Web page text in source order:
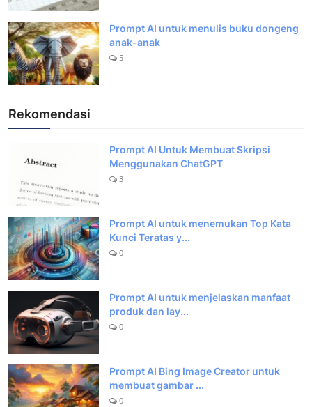
Prompt AI untuk menulis buku dongeng
anak-anak
5
Rekomendasi
Prompt AI Untuk Membuat Skripsi
Menggunakan ChatGPT
3
Prompt AI untuk menemukan Top Kata
Kunci Teratas y...
0
Prompt AI untuk menjelaskan manfaat
produk dan lay...
0
Prompt AI Bing Image Creator untuk
membuat gambar ...
0